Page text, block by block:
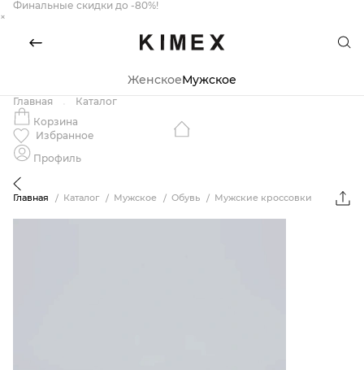
Финальные скидки до -80%!
×
ЖенскоеМужское
Главная
Каталог
Корзина
Избранное
Профиль
Главная Каталог Мужское Обувь Мужские кроссовки